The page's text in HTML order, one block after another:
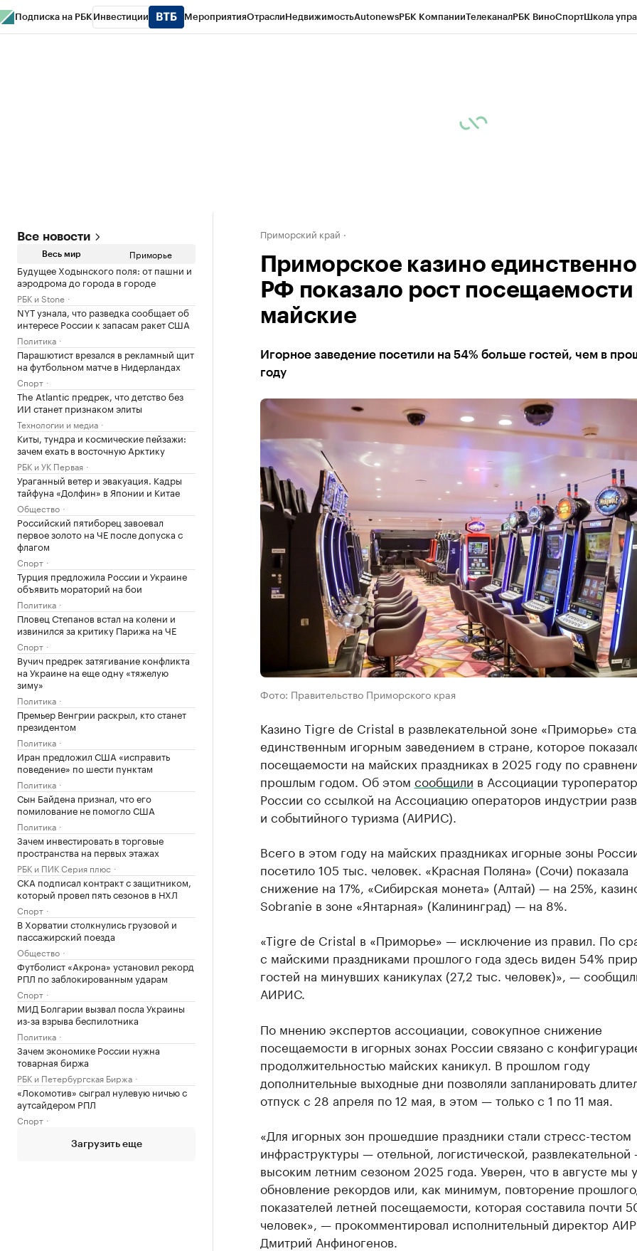
Подписка на РБК Инвестиции МероприятияОтраслиНедвижимостьAutonewsРБК КомпанииТелеканалРБК ВиноСпортШкола
Все новости
Весь мир Приморье
Будущее Ходынского поля: от пашни и
аэродрома до города в городе
РБК и Stone
NYT узнала, что разведка сообщает об
интересе России к запасам ракет США
Политика
Парашютист врезался в рекламный щит
на футбольном матче в Нидерландах
Спорт
The Atlantic предрек, что детство без
ИИ станет признаком элиты
Технологии и медиа
Киты, тундра и космические пейзажи:
зачем ехать в восточную Арктику
РБК и УК Первая
Ураганный ветер и эвакуация. Кадры
тайфуна «Долфин» в Японии и Китае
Общество
Российский пятиборец завоевал
первое золото на ЧЕ после допуска с
флагом
Спорт
Турция предложила России и Украине
объявить мораторий на бои
Политика
Пловец Степанов встал на колени и
извинился за критику Парижа на ЧЕ
Спорт
Вучич предрек затягивание конфликта
на Украине на еще одну «тяжелую
зиму»
Политика
Премьер Венгрии раскрыл, кто станет
президентом
Политика
Иран предложил США «исправить
поведение» по шести пунктам
Политика
Сын Байдена признал, что его
помилование не помогло США
Политика
Зачем инвестировать в торговые
пространства на первых этажах
РБК и ПИК Серия плюс
СКА подписал контракт с защитником,
который провел пять сезонов в НХЛ
Спорт
В Хорватии столкнулись грузовой и
пассажирский поезда
Общество
Футболист «Акрона» установил рекорд
РПЛ по заблокированным ударам
Спорт
МИД Болгарии вызвал посла Украины
из-за взрыва беспилотника
Политика
Зачем экономике России нужна
товарная биржа
РБК и Петербургская Биржа
«Локомотив» сыграл нулевую ничью с
аутсайдером РПЛ
Спорт
Загрузить еще
Приморский край
Приморское казино
РФ показало рост посещаемости
майские
Игорное заведение посетили на 54% больше гостей, чем в
году
Фото: Правительство Приморского края
Казино Tigre de Cristal в развлекательной зоне «Приморье»
единственным игорным заведением в стране, которое
посещаемости на майских праздниках в 2025 году по
прошлым годом. Об этом сообщили в Ассоциации
России со ссылкой на Ассоциацию операторов индустрии
и событийного туризма (АИРИС).
Всего в этом году на майских праздниках игорные зоны
посетило 105 тыс. человек. «Красная Поляна» (Сочи) показала
снижение на 17%, «Сибирская монета» (Алтай) — на 25%,
Sobranie в зоне «Янтарная» (Калининград) — на 8%.
«Tigre de Cristal в «Приморье» — исключение из правил. По
с майскими праздниками прошлого года здесь виден 54%
гостей на минувших каникулах (27,2 тыс. человек)», —
АИРИС.
По мнению экспертов ассоциации, совокупное снижение
посещаемости в игорных зонах России связано с
продолжительностью майских каникул. В прошлом году
дополнительные выходные дни позволяли запланировать
отпуск с 28 апреля по 12 мая, в этом — только с 1 по 11 мая.
«Для игорных зон прошедшие праздники стали стресс-тестом
инфраструктуры — отельной, логистической,
высоким летним сезоном 2025 года. Уверен, что в августе мы
обновление рекордов или, как минимум, повторение
показателей летней посещаемости, которая составила почти
человек», — прокомментировал исполнительный директор
Дмитрий Анфиногенов.